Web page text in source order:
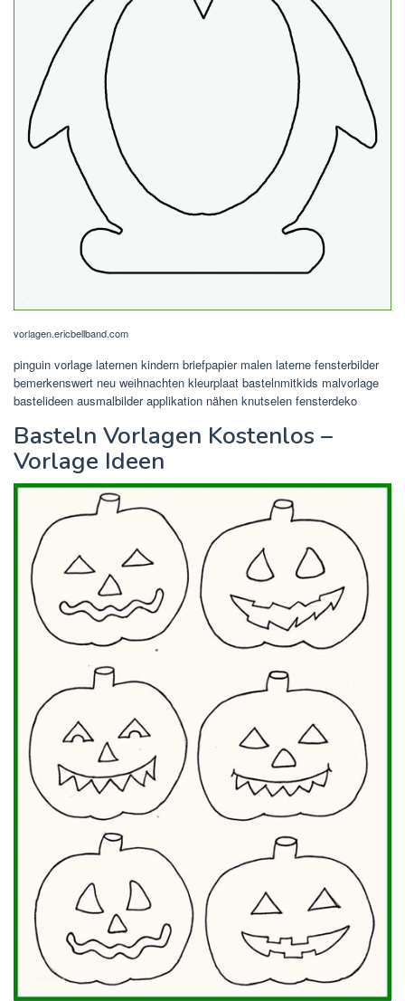
vorlagen.ericbellband.com
pinguin vorlage laternen kindern briefpapier malen laterne fensterbilder
bemerkenswert neu weihnachten kleurplaat bastelnmitkids malvorlage
bastelideen ausmalbilder applikation nähen knutselen fensterdeko
Basteln Vorlagen Kostenlos –
Vorlage Ideen